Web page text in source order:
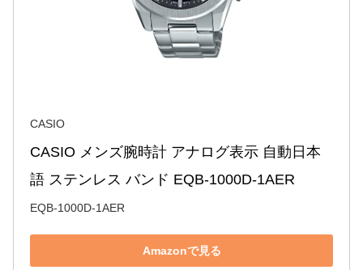
CASIO
CASIO メンズ腕時計 アナログ表示 自動日本
語 ステンレス バンド EQB-1000D-1AER
EQB-1000D-1AER
Amazonで見る